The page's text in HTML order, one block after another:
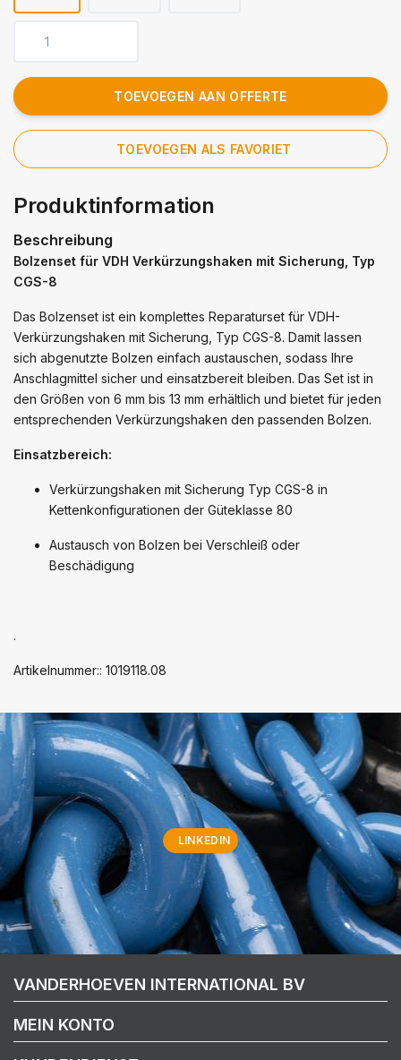
TOEVOEGEN AAN OFFERTE
TOEVOEGEN ALS FAVORIET
Produktinformation
Beschreibung
Bolzenset für VDH Verkürzungshaken mit Sicherung, Typ
CGS-8
Das Bolzenset ist ein komplettes Reparaturset für VDH-
Verkürzungshaken mit Sicherung, Typ CGS-8. Damit lassen
sich abgenutzte Bolzen einfach austauschen, sodass Ihre
Anschlagmittel sicher und einsatzbereit bleiben. Das Set ist in
den Größen von 6 mm bis 13 mm erhältlich und bietet für jeden
entsprechenden Verkürzungshaken den passenden Bolzen.
Einsatzbereich:
Verkürzungshaken mit Sicherung Typ CGS-8 in
Kettenkonfigurationen der Güteklasse 80
Austausch von Bolzen bei Verschleiß oder
Beschädigung
.
Artikelnummer:: 1019118.08
LINKEDIN
VANDERHOEVEN INTERNATIONAL BV
MEIN KONTO